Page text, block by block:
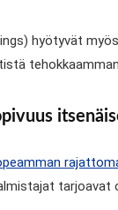
hyötyvät
tarjoavat